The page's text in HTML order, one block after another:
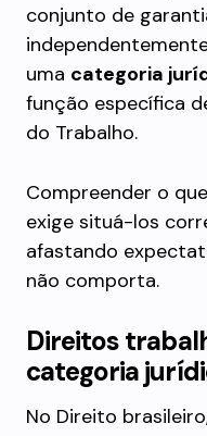
conjunto de
uma categoria
função específica
do Trabalho.
Compreender o
exige situá-los
afastando
não comporta.
Direitos
categoria
No Direito